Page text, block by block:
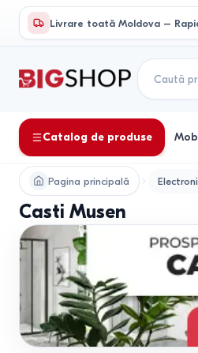
Livrare toată Moldova –
Catalog de produse
Pagina principală
Casti Musen